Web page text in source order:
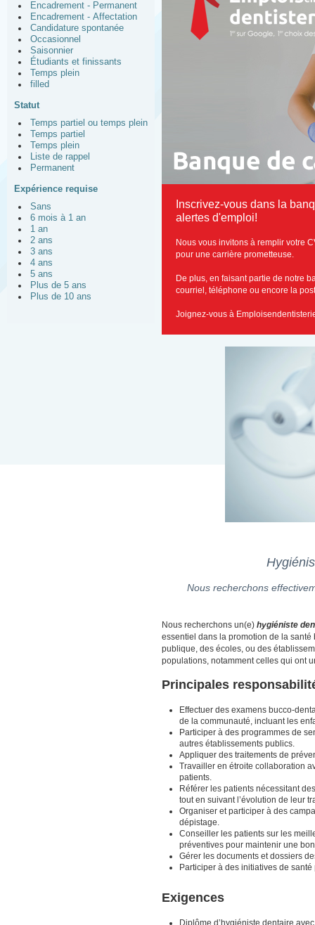
Encadrement - Permanent
Encadrement - Affectation
Candidature spontanée
Occasionnel
Saisonnier
Étudiants et finissants
Temps plein
filled
Statut
Temps partiel ou temps plein
Temps partiel
Temps plein
Liste de rappel
Permanent
Expérience requise
Sans
6 mois à 1 an
1 an
2 ans
3 ans
4 ans
5 ans
Plus de 5 ans
Plus de 10 ans
Inscrivez-vous dans la
alertes d'emploi!
Nous vous invitons à remplir votre
pour une carrière prometteuse.
De plus, en faisant partie de notre
courriel, téléphone ou encore la
Joignez-vous à
Nous recherchons
Nous recherchons un(e) hygiéniste
essentiel dans la promotion de la
publique, des écoles, ou des
populations, notamment celles qui ont
Principales
Effectuer des examens bucco-
de la communauté, incluant les
Participer à des programmes de
autres établissements publics.
Appliquer des traitements de
Travailler en étroite collaboration
patients.
Référer les patients nécessitant
tout en suivant l’évolution de leur
Organiser et participer à des
dépistage.
Conseiller les patients sur les
préventives pour maintenir une
Gérer les documents et dossiers
Participer à des initiatives de
Exigences
Diplôme d’hygiéniste dentaire